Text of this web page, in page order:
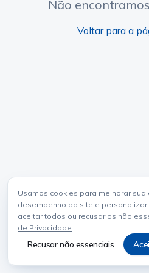
Usamos cookies para melhorar sua
desempenho do site e personalizar
aceitar todos ou recusar os não
de Privacidade.
Recusar não essenciais
Não
Voltar para a